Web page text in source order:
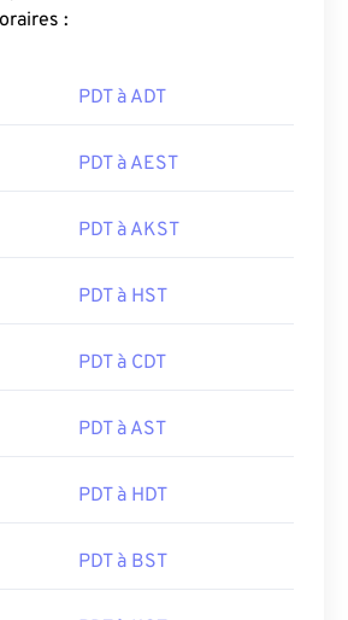
:
PDT à ADT
PDT à AEST
PDT à AKST
PDT à HST
PDT à CDT
PDT à AST
PDT à HDT
PDT à BST